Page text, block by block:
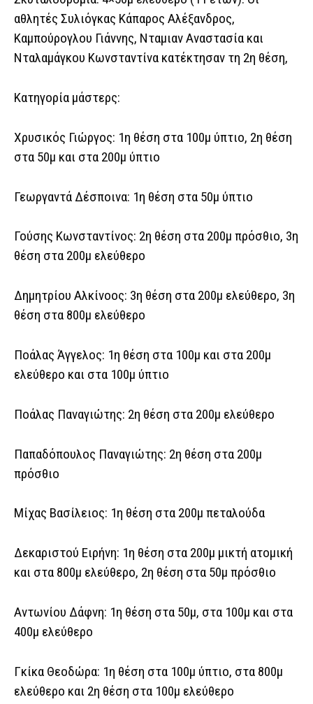
αθλητές Συλιόγκας Κάπαρος Αλέξανδρος,
Καμπούρογλου Γιάννης, Νταμιαν Αναστασία και
Νταλαμάγκου Κωνσταντίνα κατέκτησαν τη 2η θέση,
Κατηγορία μάστερς:
Χρυσικός Γιώργος: 1η θέση στα 100μ ύπτιο, 2η θέση
στα 50μ και στα 200μ ύπτιο
Γεωργαντά Δέσποινα: 1η θέση στα 50μ ύπτιο
Γούσης Κωνσταντίνος: 2η θέση στα 200μ πρόσθιο, 3η
θέση στα 200μ ελεύθερο
Δημητρίου Αλκίνοος: 3η θέση στα 200μ ελεύθερο, 3η
θέση στα 800μ ελεύθερο
Ποάλας Άγγελος: 1η θέση στα 100μ και στα 200μ
ελεύθερο και στα 100μ ύπτιο
Ποάλας Παναγιώτης: 2η θέση στα 200μ ελεύθερο
Παπαδόπουλος Παναγιώτης: 2η θέση στα 200μ
πρόσθιο
Μίχας Βασίλειος: 1η θέση στα 200μ πεταλούδα
Δεκαριστού Ειρήνη: 1η θέση στα 200μ μικτή ατομική
και στα 800μ ελεύθερο, 2η θέση στα 50μ πρόσθιο
Αντωνίου Δάφνη: 1η θέση στα 50μ, στα 100μ και στα
400μ ελεύθερο
Γκίκα Θεοδώρα: 1η θέση στα 100μ ύπτιο, στα 800μ
ελεύθερο και 2η θέση στα 100μ ελεύθερο